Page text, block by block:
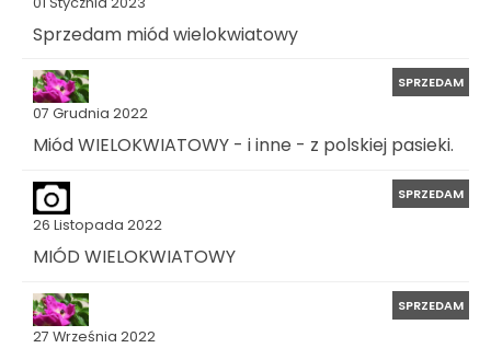
Sprzedam miód wielokwiatowy
07 Grudnia 2022
SPRZEDAM
Miód WIELOKWIATOWY - i inne - z polskiej pasieki.
26 Listopada 2022
SPRZEDAM
MIÓD WIELOKWIATOWY
27 Września 2022
SPRZEDAM